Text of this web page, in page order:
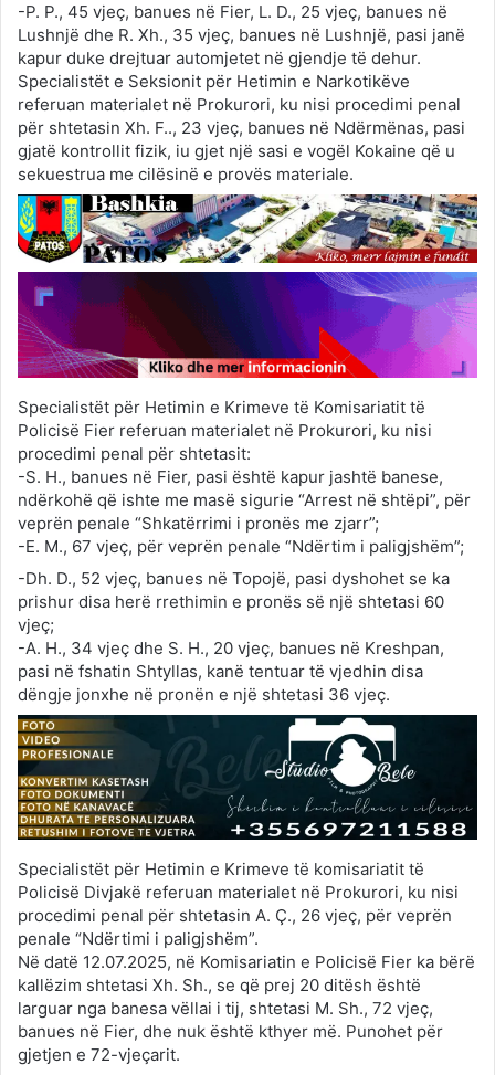
-P. P., 45 vjeç, banues në Fier, L. D., 25 vjeç, banues në
Lushnjë dhe R. Xh., 35 vjeç, banues në Lushnjë, pasi janë
kapur duke drejtuar automjetet në gjendje të dehur.
Specialistët e Seksionit për Hetimin e Narkotikëve
referuan materialet në Prokurori, ku nisi procedimi penal
për shtetasin Xh. F.., 23 vjeç, banues në Ndërmënas, pasi
gjatë kontrollit fizik, iu gjet një sasi e vogël Kokaine që u
sekuestrua me cilësinë e provës materiale.
Specialistët për Hetimin e Krimeve të Komisariatit të
Policisë Fier referuan materialet në Prokurori, ku nisi
procedimi penal për shtetasit:
-S. H., banues në Fier, pasi është kapur jashtë banese,
ndërkohë që ishte me masë sigurie “Arrest në shtëpi”, për
veprën penale “Shkatërrimi i pronës me zjarr”;
-E. M., 67 vjeç, për veprën penale “Ndërtim i paligjshëm”;
-Dh. D., 52 vjeç, banues në Topojë, pasi dyshohet se ka
prishur disa herë rrethimin e pronës së një shtetasi 60
vjeç;
-A. H., 34 vjeç dhe S. H., 20 vjeç, banues në Kreshpan,
pasi në fshatin Shtyllas, kanë tentuar të vjedhin disa
dëngje jonxhe në pronën e një shtetasi 36 vjeç.
Specialistët për Hetimin e Krimeve të komisariatit të
Policisë Divjakë referuan materialet në Prokurori, ku nisi
procedimi penal për shtetasin A. Ç., 26 vjeç, për veprën
penale “Ndërtimi i paligjshëm”.
Në datë 12.07.2025, në Komisariatin e Policisë Fier ka bërë
kallëzim shtetasi Xh. Sh., se që prej 20 ditësh është
larguar nga banesa vëllai i tij, shtetasi M. Sh., 72 vjeç,
banues në Fier, dhe nuk është kthyer më. Punohet për
gjetjen e 72-vjeçarit.